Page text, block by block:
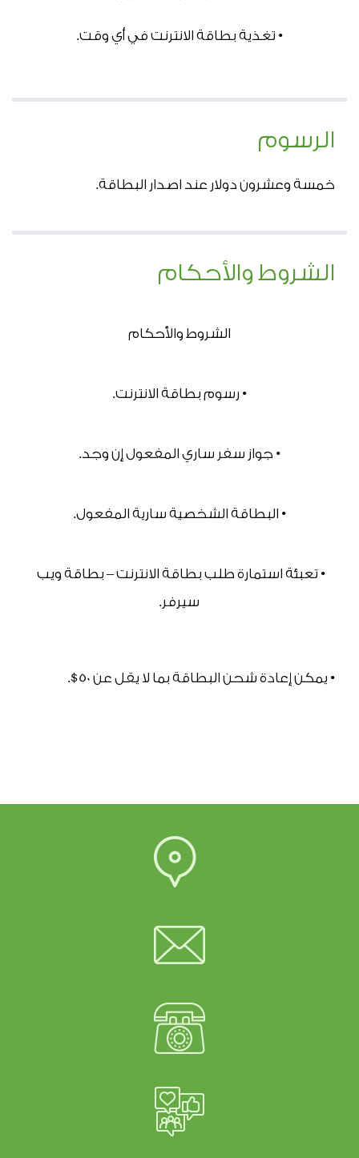
• تغذية بطاقة الانترنت في أي وقت.
الرسوم
خمسة وعشرون دولار عند اصدار البطاقة.
الشروط والأحكام
الشروط والأحكام
• رسوم بطاقة الانترنت.
• جواز سفر ساري المفعول إن وجد.
• البطاقة الشخصية سارية المفعول.
سيرفر.
• يمكن إعادة شحن البطاقة بما لا يقل عن 50$.